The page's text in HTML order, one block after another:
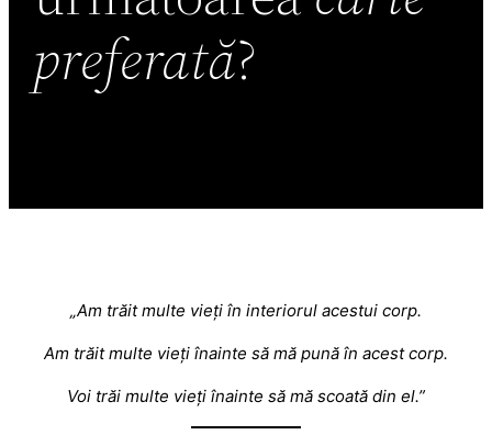
preferată?
„Am trăit multe vieți în interiorul acestui corp.
Am trăit multe vieți înainte să mă pună în acest corp.
Voi trăi multe vieți înainte să mă scoată din el.”